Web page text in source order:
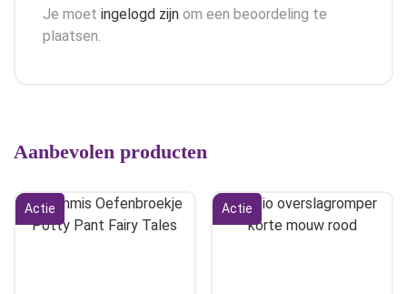
Je moet ingelogd zijn om een beoordeling te
plaatsen.
Aanbevolen producten
Actie Actie